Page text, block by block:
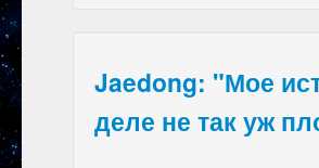
Jaedong: "Мое
деле не так уж